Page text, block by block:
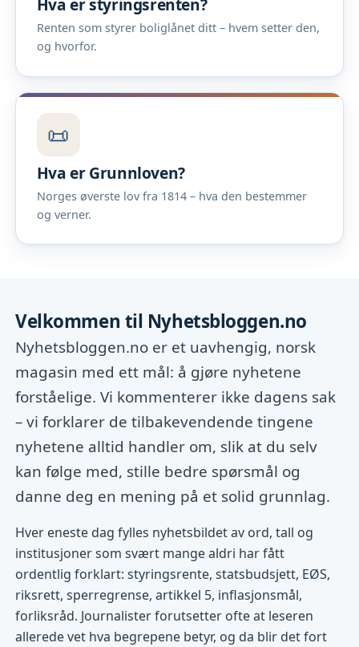
Hva er styringsrenten?
Renten som styrer boliglånet ditt – hvem setter den,
og hvorfor.
📜
Hva er Grunnloven?
Norges øverste lov fra 1814 – hva den bestemmer
og verner.
Velkommen til Nyhetsbloggen.no
Nyhetsbloggen.no er et uavhengig, norsk
magasin med ett mål: å gjøre nyhetene
forståelige. Vi kommenterer ikke dagens sak
– vi forklarer de tilbakevendende tingene
nyhetene alltid handler om, slik at du selv
kan følge med, stille bedre spørsmål og
danne deg en mening på et solid grunnlag.
Hver eneste dag fylles nyhetsbildet av ord, tall og
institusjoner som svært mange aldri har fått
ordentlig forklart: styringsrente, statsbudsjett, EØS,
riksrett, sperregrense, artikkel 5, inflasjonsmål,
forliksråd. Journalister forutsetter ofte at leseren
allerede vet hva begrepene betyr, og da blir det fort